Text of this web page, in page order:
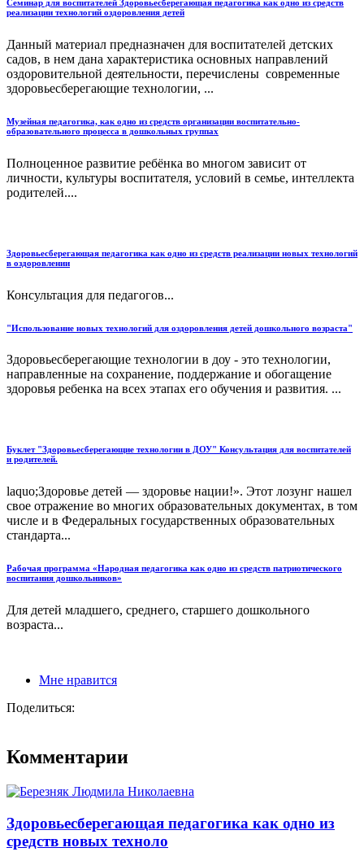
Семинар для воспитателей Здоровьесберегающая педагогика как одно из средств
реализации технологий оздоровления детей
Данный материал предназначен для воспитателей детских
садов, в нем дана характеристика основных направлений
оздоровительной деятельности, перечислены современные
здоровьесберегающие технологии, ...
Музейная педагогика, как одно из средств организации воспитательно-
образовательного процесса в дошкольных группах
Полноценное развитие ребёнка во многом зависит от
личности, культуры воспитателя, условий в семье, интеллекта
родителей....
Здоровьесберегающая педагогика как одно из средств реализации новых технологий
в оздоровлении
Консультация для педагогов...
"Использование новых технологий для оздоровления детей дошкольного возраста"
Здоровьесберегающие технологии в доу - это технологии,
направленные на сохранение, поддержание и обогащение
здоровья ребенка на всех этапах его обучения и развития. ...
Буклет "Здоровьесберегающие технологии в ДОУ" Консультация для воспитателей
и родителей.
laquo;Здоровье детей — здоровье нации!». Этот лозунг нашел
свое отражение во многих образовательных документах, в том
числе и в Федеральных государственных образовательных
стандарта...
Рабочая программа «Народная педагогика как одно из средств патриотического
воспитания дошкольников»
Для детей младшего, среднего, старшего дошкольного
возраста...
Мне нравится
Поделиться:
Комментарии
Здоровьесберегающая педагогика как одно из
средств новых техноло